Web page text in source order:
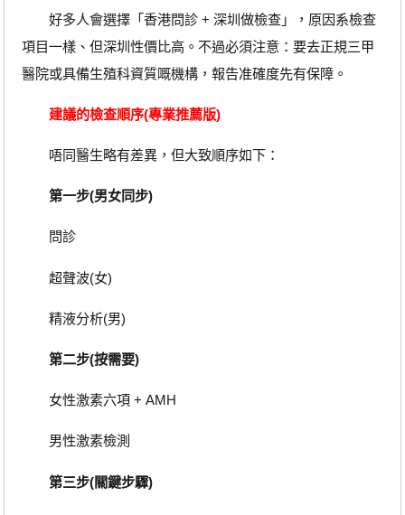
好多人會選擇「香港問診 + 深圳做檢查」，原因系檢查
項目一樣、但深圳性價比高。不過必須注意：要去正規三甲
醫院或具備生殖科資質嘅機構，報告准確度先有保障。
建議的檢查順序(專業推薦版)
唔同醫生略有差異，但大致順序如下：
第一步(男女同步)
問診
超聲波(女)
精液分析(男)
第二步(按需要)
女性激素六項 + AMH
男性激素檢測
第三步(關鍵步驟)